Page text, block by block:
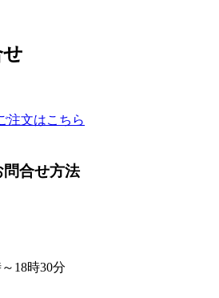
注文はこちら
合せ方法
18時30分